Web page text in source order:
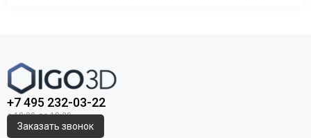
+7 495 232-03-22
Заказать звонок